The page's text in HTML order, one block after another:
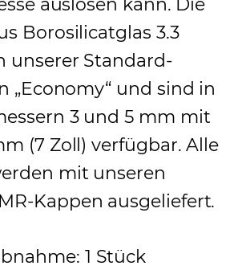
auslösen kann. Die
Borosilicatglas 3.3
unserer Standard-
„Economy“ und sind in
3 und 5 mm mit
(7 Zoll) verfügbar. Alle
mit unseren
Kappen ausgeliefert.
1 Stück